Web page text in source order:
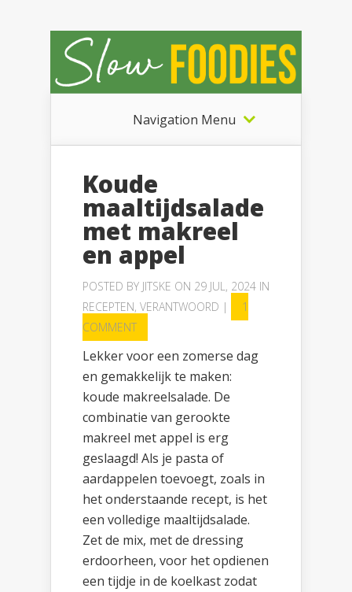
Navigation Menu
Koude
maaltijdsalade
met makreel
en appel
POSTED BY JITSKE ON 29 JUL, 2024 IN
RECEPTEN, VERANTWOORD |
1
COMMENT
Lekker voor een zomerse dag
en gemakkelijk te maken:
koude makreelsalade. De
combinatie van gerookte
makreel met appel is erg
geslaagd! Als je pasta of
aardappelen toevoegt, zoals in
het onderstaande recept, is het
een volledige maaltijdsalade.
Zet de mix, met de dressing
erdoorheen, voor het opdienen
een tijdje in de koelkast zodat